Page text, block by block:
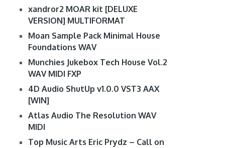
xandror2 MOAR kit [DELUXE
VERSION] MULTIFORMAT
Moan Sample Pack Minimal House
Foundations WAV
Munchies Jukebox Tech House Vol.2
WAV MIDI FXP
4D Audio ShutUp v1.0.0 VST3 AAX
[WIN]
Atlas Audio The Resolution WAV
MIDI
Top Music Arts Eric Prydz – Call on